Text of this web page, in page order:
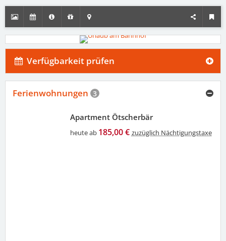
Verfügbarkeit prüfen
Ferienwohnungen 3
Apartment Ötscherbär
heute ab 185,00 € zuzüglich Nächtigungstaxe